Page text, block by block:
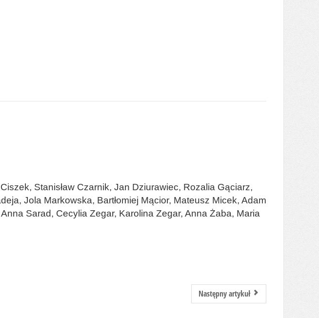
Stanisław Czarnik, Jan Dziurawiec, Rozalia Gąciarz,
Jola Markowska, Bartłomiej Mącior, Mateusz Micek, Adam
Sarad, Cecylia Zegar, Karolina Zegar, Anna Żaba, Maria
Następny artykuł